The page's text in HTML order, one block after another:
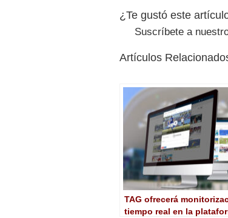
¿Te gustó este
Suscríbete a
Artículos
TAG ofrecerá
tiempo real en la